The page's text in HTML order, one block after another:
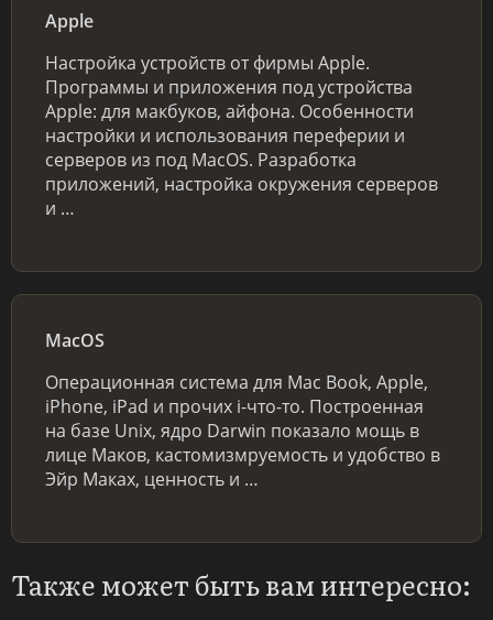
Apple
Настройка устройств от фирмы Apple.
Программы и приложения под устройства
Apple: для макбуков, айфона. Особенности
настройки и использования переферии и
серверов из под MacOS. Разработка
приложений, настройка окружения серверов
и …
MacOS
Операционная система для Mac Book, Apple,
iPhone, iPad и прочих i-что-то. Построенная
на базе Unix, ядро Darwin показало мощь в
лице Маков, кастомизмруемость и удобство в
Эйр Маках, ценность и …
Также может быть вам интересно: